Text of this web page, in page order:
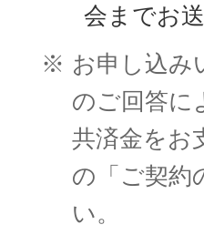
会までお
※ お申し込み
のご回答に
共済金をお
の「ご契約
い。